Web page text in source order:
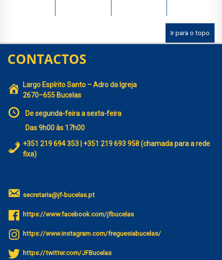
Ir para o topo
CONTACTOS
Largo Espírito Santo – Adro da Igreja
2670–655 Bucelas
De segunda-feira a sexta-feira
Das 9h00 às 17h00
+351 219 694 353 | +351 219 693 958 (chamada para a rede
fixa)
secretaria@jf-bucelas.pt
https://www.facebook.com/jfbucelas
https://www.instagram.com/freguesiabucelas/
https://twitter.com/JFBucelas